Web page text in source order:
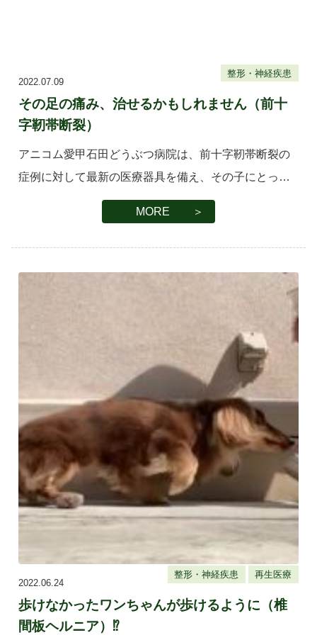
整形・神経疾患
2022.07.09
その足の痛み、治せるかもしれません（前十
字靭帯断裂）
アニコム愛甲石田どうぶつ病院は、前十字靭帯断裂の
症例に対して最新の医療器具を備え、その子にとって
最高の診断及び治療法を提示させていただいておりま
す。 概要 前十字靱帯とは、膝関節の中にあり太ももと
すねを結びつける靱帯です […]
MORE ＞
整形・神経疾患
再生医療
2022.06.24
歩けなかったワンちゃんが歩けるように（椎
間板ヘルニア）⁉